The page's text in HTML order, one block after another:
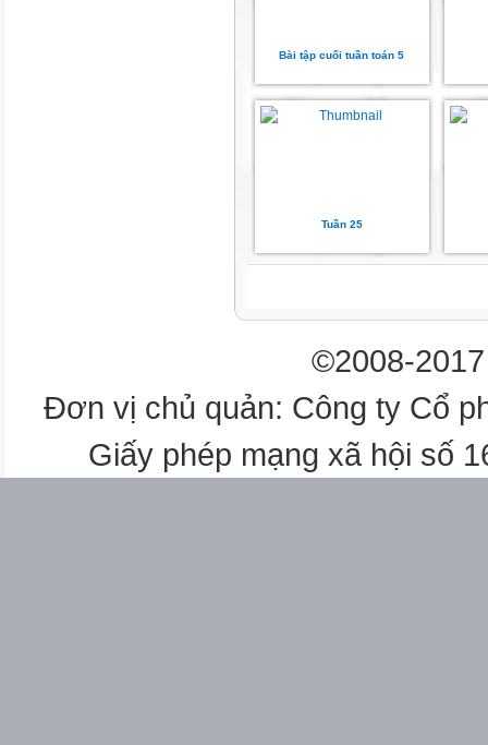
Bài tập cuối tuần toán 5
Tuần 25
©2008-
Đơn vị chủ quản: Công ty Cổ
Giấy phép mạng xã hội số